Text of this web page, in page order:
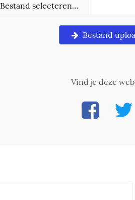
Bestand selecteren…
Bestand
Vind je deze